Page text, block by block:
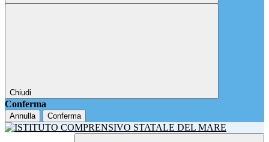
Chiudi
Conferma
Annulla Conferma